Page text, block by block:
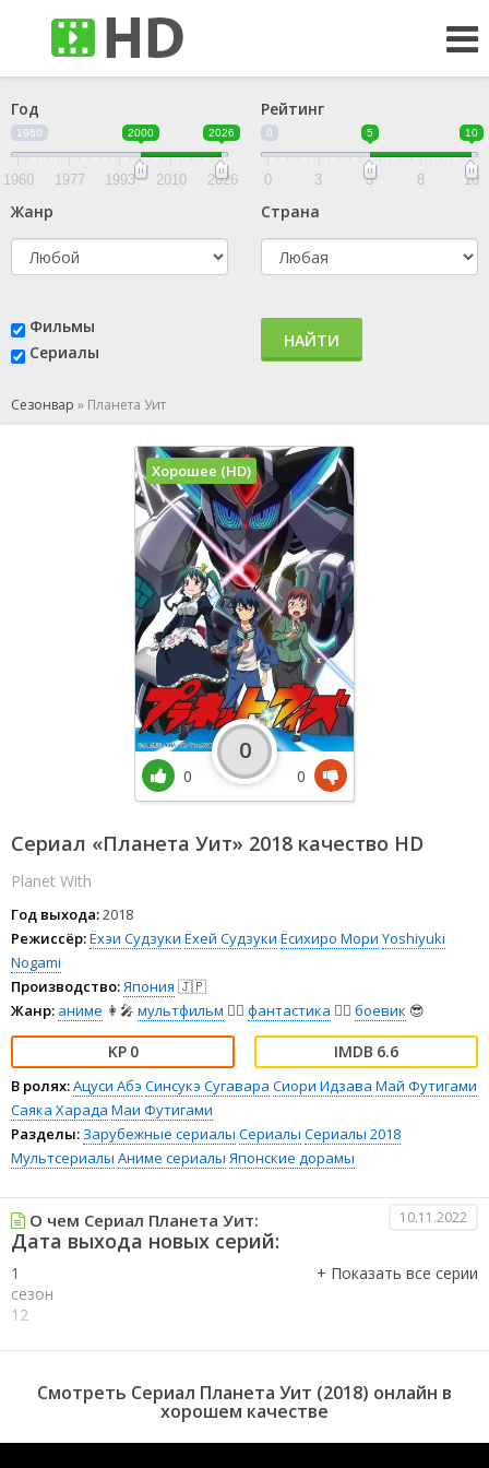
Год
1960 2000 2026
1960 1977 1993 2010 2026
Рейтинг
0 5 10
0 3 5 8 10
Жанр Страна
Фильмы
Сериалы
НАЙТИ
Сезонвар » Планета Уит
Сериал «Планета Уит» 2018 качество HD
Planet With
Год выхода:2018
Режиссёр:Ёхэи Судзуки Ёхей Судзуки Ёсихиро Мори Yoshiyuki
Nogami
Производство:Япония 🇯🇵
Жанр: аниме 👩‍🎤 мультфильм 🧚‍♀️ фантастика 🧙‍♀️ боевик 😎
0 6.6
В ролях:Ацуси Абэ Синсукэ Сугавара Сиори Идзава Май Футигами
Саяка Харада Маи Футигами
Разделы: Зарубежные сериалы Сериалы Сериалы 2018
Мультсериалы Аниме сериалы Японские дорамы
Хорошее (HD)
0
0
0
О чем Сериал Планета Уит: 10.11.2022
Дата выхода новых серий:
1
сезон
12
1
1
Смотреть Сериал Планета Уит (2018) онлайн в
хорошем качестве